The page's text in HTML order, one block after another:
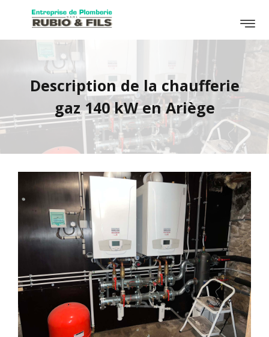
Description de la chaufferie
gaz 140 kW en Ariège